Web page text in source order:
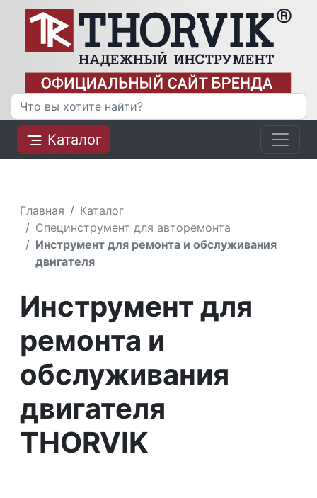
Каталог
Главная
Каталог
Специнструмент для авторемонта
Инструмент для ремонта и обслуживания
двигателя
Инструмент для
ремонта и
обслуживания
двигателя
THORVIK